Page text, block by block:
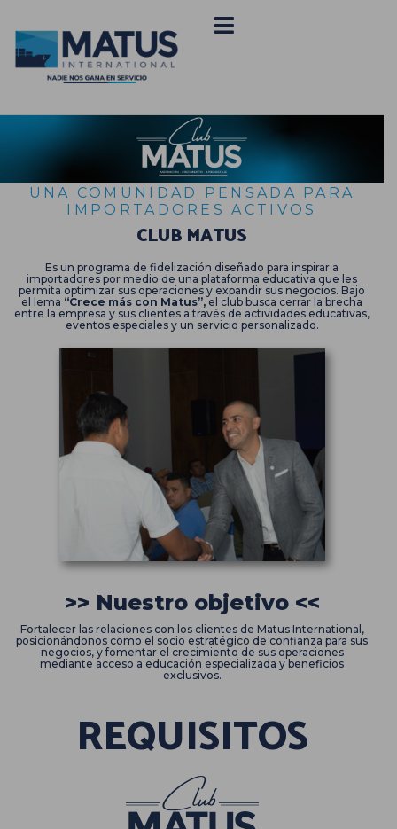
UNA COMUNIDAD PENSADA PARA
IMPORTADORES ACTIVOS
CLUB MATUS
Es un programa de fidelización diseñado para inspirar a
importadores por medio de una plataforma educativa que les
permita optimizar sus operaciones y expandir sus negocios. Bajo
el lema “Crece más con Matus”, el club busca cerrar la brecha
entre la empresa y sus clientes a través de actividades educativas,
eventos especiales y un servicio personalizado.
>> Nuestro objetivo <<
Fortalecer las relaciones con los clientes de Matus International,
posicionándonos como el socio estratégico de confianza para sus
negocios, y fomentar el crecimiento de sus operaciones
mediante acceso a educación especializada y beneficios
exclusivos.
REQUISITOS